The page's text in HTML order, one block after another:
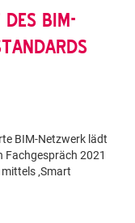
BIM-
BIM-Netzwerk lädt
Fachgespräch 2021
‚Smart